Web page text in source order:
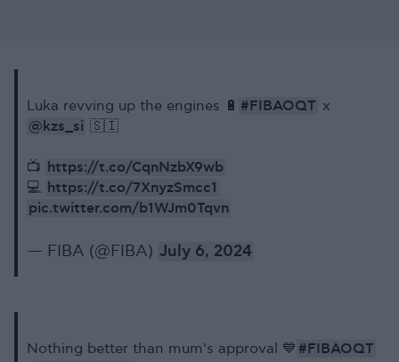
Luka revving up the engines 🔋 #FIBAOQT x
@kzs_si 🇸🇮
📺 https://t.co/CqnNzbX9wb
💻 https://t.co/7XnyzSmcc1
pic.twitter.com/b1WJm0Tqvn
— FIBA (@FIBA) July 6, 2024
Nothing better than mum's approval 💙 #FIBAOQT